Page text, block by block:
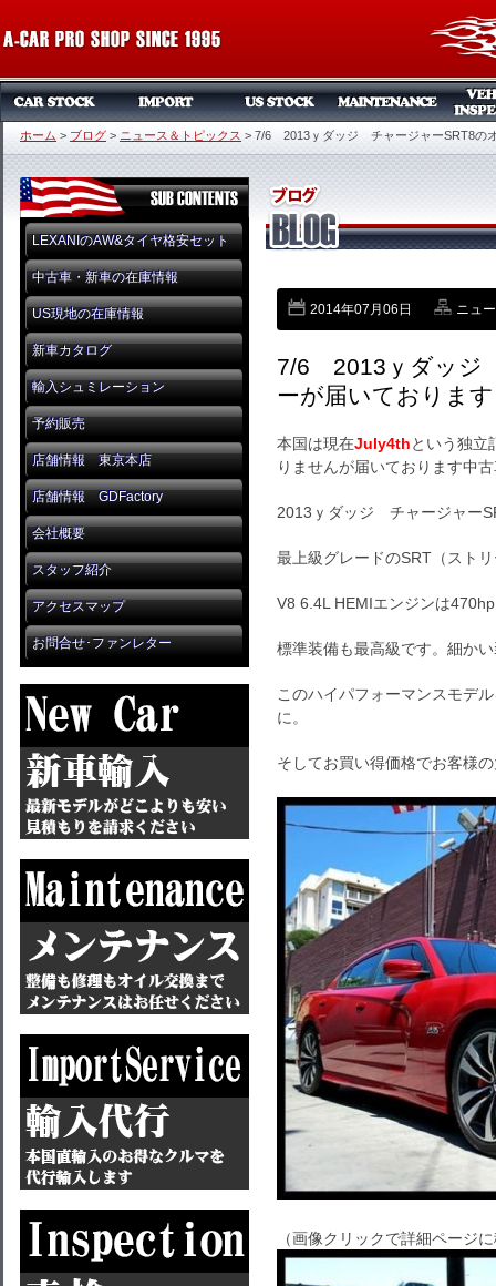
ホーム > ブログ > ニュース＆トピックス > 7/6 2013ｙダッジ チャージャーSRT8の
LEXANIのAW&タイヤ格安セット
中古車・新車の在庫情報
US現地の在庫情報
新車カタログ
輸入シュミレーション
予約販売
店舗情報 東京本店
店舗情報 GDFactory
会社概要
スタッフ紹介
アクセスマップ
お問合せ･ファンレター
2014年07月06日 ニュ
7/6 2013ｙダッジ
ーが届いておりま
本国は現在July4thという独立
りませんが届いております中
2013ｙダッジ チャージャー
最上級グレードのSRT（スト
V8 6.4L HEMIエンジンは
標準装備も最高級です。細か
このハイパフォーマンスモデ
に。
そしてお買い得価格でお客様
（画像クリックで詳細ページ